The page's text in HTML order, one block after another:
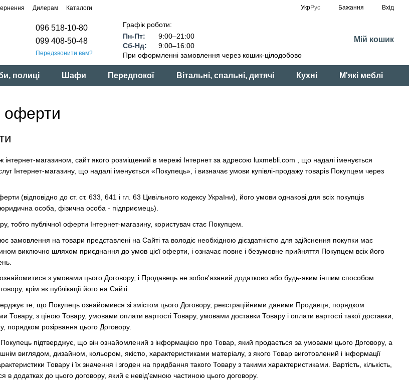
Дилерам Каталоги УкрРус Бажання Вхід
096 518-10-80
099 408-50-48
Передзвонити вам?
Графік роботи:
Пн-Пт:
9:00–21:00
Сб-Нд:
9:00–16:00
При оформленні замовлення через кошик-цілодобово
Мій кошик
полиці Шафи Передпокої Вітальні, спальні, дитячі Кухні М'які меблі
оферти
магазином, сайт якого розміщений в мережі Інтернет за адресою luxmebli.com , що надалі іменується
Інтернет-магазину, що надалі іменується «Покупець», і визначає умови купівлі-продажу товарів Покупцем через
(відповідно до ст. ст. 633, 641 і гл. 63 Цивільного кодексу України), його умови однакові для всіх покупців
особа, фізична особа - підприємець).
тобто публічної оферти Інтернет-магазину, користувач стає Покупцем.
замовлення на товари представлені на Сайті та володіє необхідною дієздатністю для здійснення покупки має
виключно шляхом приєднання до умов цієї оферти, і означає повне і безумовне прийняття Покупцем всіх його
з умовами цього Договору, і Продавець не зобов'язаний додатково або будь-яким іншим способом
крім як публікації його на Сайті.
те, що Покупець ознайомився зі змістом цього Договору, реєстраційними даними Продавця, порядком
Товару, з ціною Товару, умовами оплати вартості Товару, умовами доставки Товару і оплати вартості такої доставки,
порядком розірвання цього Договору.
підтверджує, що він ознайомлений з інформацією про Товар, який продається за умовами цього Договору, а
виглядом, дизайном, кольором, якістю, характеристиками матеріалу, з якого Товар виготовлений і інформації
Товару і їх значення і згоден на придбання такого Товару з такими характеристиками. Вартість, кількість,
в додатках до цього договору, який є невід'ємною частиною цього договору.